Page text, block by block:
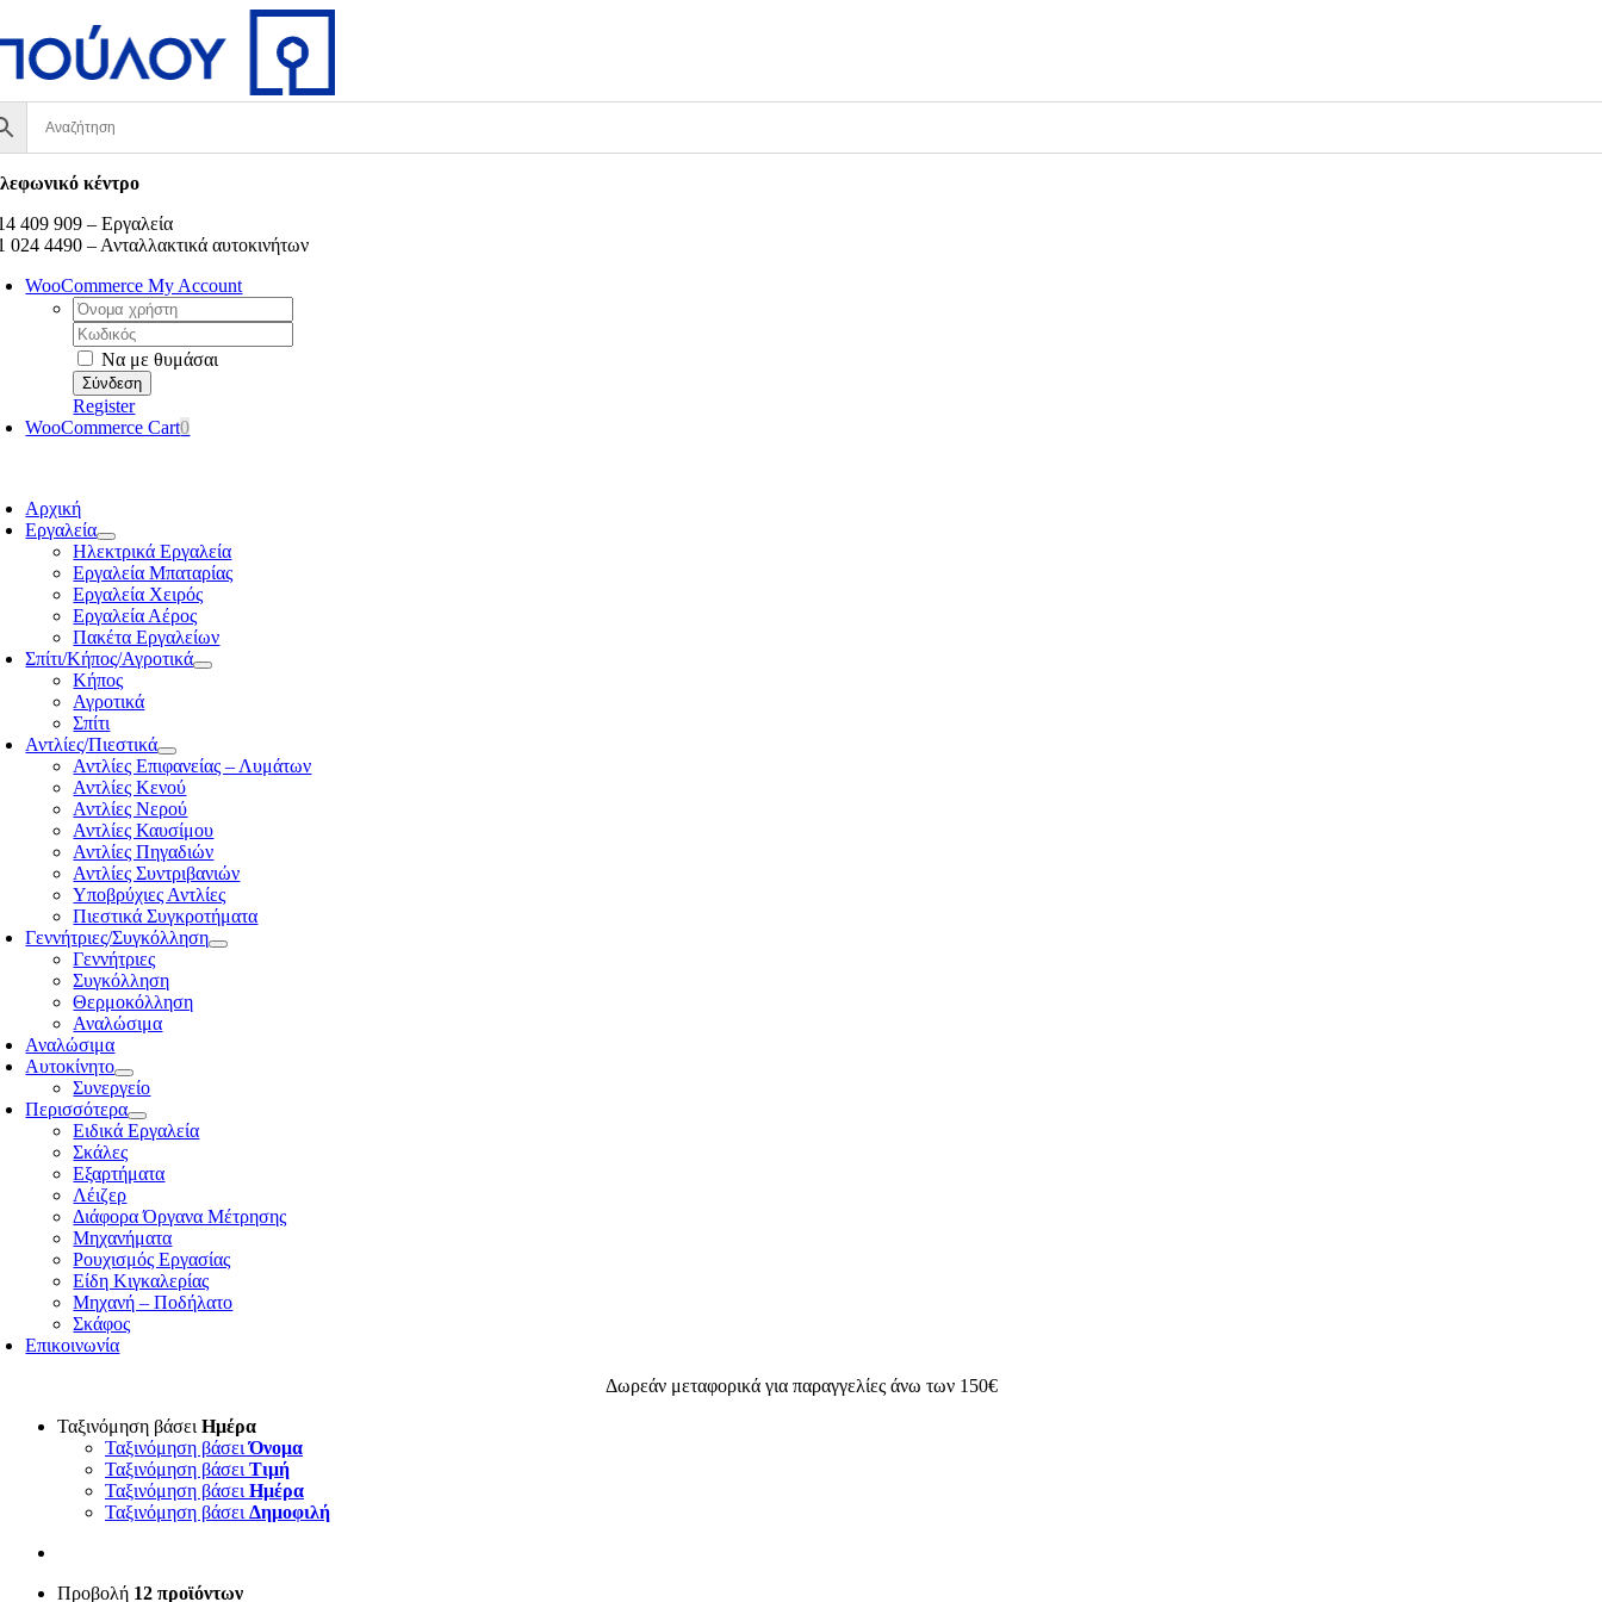
στο
περιεχόμενο
κέντρο
409 909 – Εργαλεία
024 4490 – Ανταλλακτικά αυτοκινήτων
WooCommerce My Account
Username:
Κωδικός:
Να με θυμάσαι
Register
WooCommerce Cart0
Αρχική
Εργαλεία
Ηλεκτρικά Εργαλεία
Εργαλεία Μπαταρίας
Εργαλεία Χειρός
Εργαλεία Αέρος
Πακέτα Εργαλείων
Σπίτι/Κήπος/Αγροτικά
Κήπος
Αγροτικά
Σπίτι
Αντλίες/Πιεστικά
Αντλίες Επιφανείας – Λυμάτων
Αντλίες Κενού
Αντλίες Νερού
Αντλίες Καυσίμου
Αντλίες Πηγαδιών
Αντλίες Συντριβανιών
Υποβρύχιες Αντλίες
Πιεστικά Συγκροτήματα
Γεννήτριες/Συγκόλληση
Γεννήτριες
Συγκόλληση
Θερμοκόλληση
Αναλώσιμα
Αναλώσιμα
Αυτοκίνητο
Συνεργείο
Περισσότερα
Ειδικά Εργαλεία
Σκάλες
Εξαρτήματα
Λέιζερ
Διάφορα Όργανα Μέτρησης
Μηχανήματα
Ρουχισμός Εργασίας
Είδη Κιγκαλερίας
Μηχανή – Ποδήλατο
Σκάφος
Επικοινωνία
Δωρεάν μεταφορικά για παραγγελίες άνω των 150€
Ταξινόμηση βάσει Ημέρα
Ταξινόμηση βάσειΌνομα
Ταξινόμηση βάσει Τιμή
Ταξινόμηση βάσει Ημέρα
Ταξινόμηση βάσει Δημοφιλή
Προβολή 12 προϊόντων